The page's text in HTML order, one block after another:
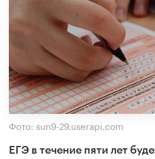
Фото: sun9-29.userapi.com
ЕГЭ в течение пяти лет